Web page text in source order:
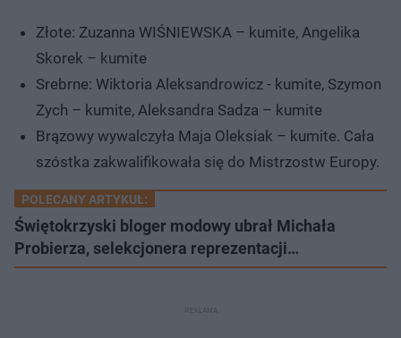
Złote: Zuzanna WIŚNIEWSKA – kumite, Angelika
Skorek – kumite
Srebrne: Wiktoria Aleksandrowicz - kumite, Szymon
Zych – kumite, Aleksandra Sadza – kumite
Brązowy wywalczyła Maja Oleksiak – kumite. Cała
szóstka zakwalifikowała się do Mistrzostw Europy.
POLECANY ARTYKUŁ:
Świętokrzyski bloger modowy ubrał Michała
Probierza, selekcjonera reprezentacji…